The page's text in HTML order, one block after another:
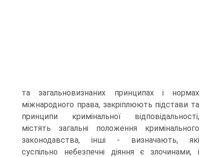
та загальновизнаних принципах і нормах
міжнародного права, закріплюють підстави та
принципи кримінальної відповідальності,
містять загальні положення кримінального
законодавства, інші - визначають, які
суспільно небезпечні діяння є злочинами, і